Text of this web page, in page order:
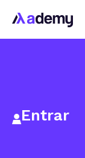
Entrar